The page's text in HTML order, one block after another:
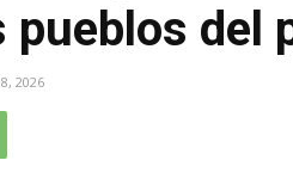
pueblos del
2026